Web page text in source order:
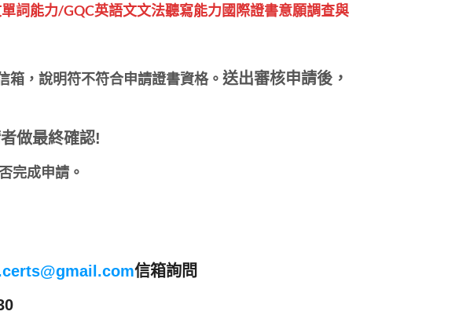
詞能力/GQC英語文文法聽寫能力國際證書意願調查與
箱，說明符不符合申請證書資格。 送出審核申請後，
者做最終確認!
完成申請。
信箱詢問